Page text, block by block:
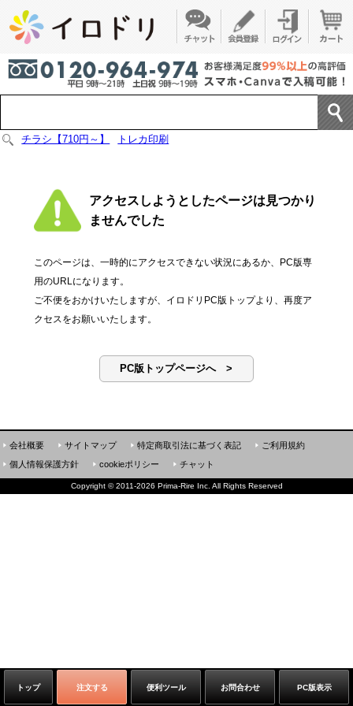
チラシ【710円～】 トレカ印刷
アクセスしようとしたページは見つかり
ませんでした
このページは、一時的にアクセスできない状況にあるか、PC版専
用のURLになります。
ご不便をおかけいたしますが、イロドリPC版トップより、再度ア
クセスをお願いいたします。
PC版トップページへ >
トップ 注文する 便利ツール お問合わせ PC版表示
会社概要 サイトマップ 特定商取引法に基づく表記
ご利用規約
個人情報保護方針
cookieポリシー チャット
Copyright ©2011-2026 Prima-Rire Inc. All Rights Reserved